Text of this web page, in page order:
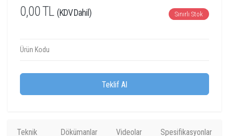
0,00 TL (KDV Dahil) Sınırlı Stok
Ürün Kodu
Teklif Al
Teknik
Dökümanlar Videolar Spesifikasyonlar